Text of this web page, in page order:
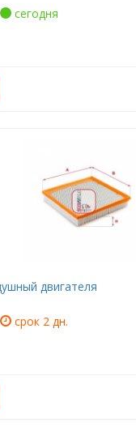
сегодня
двигателя
срок 2 дн.